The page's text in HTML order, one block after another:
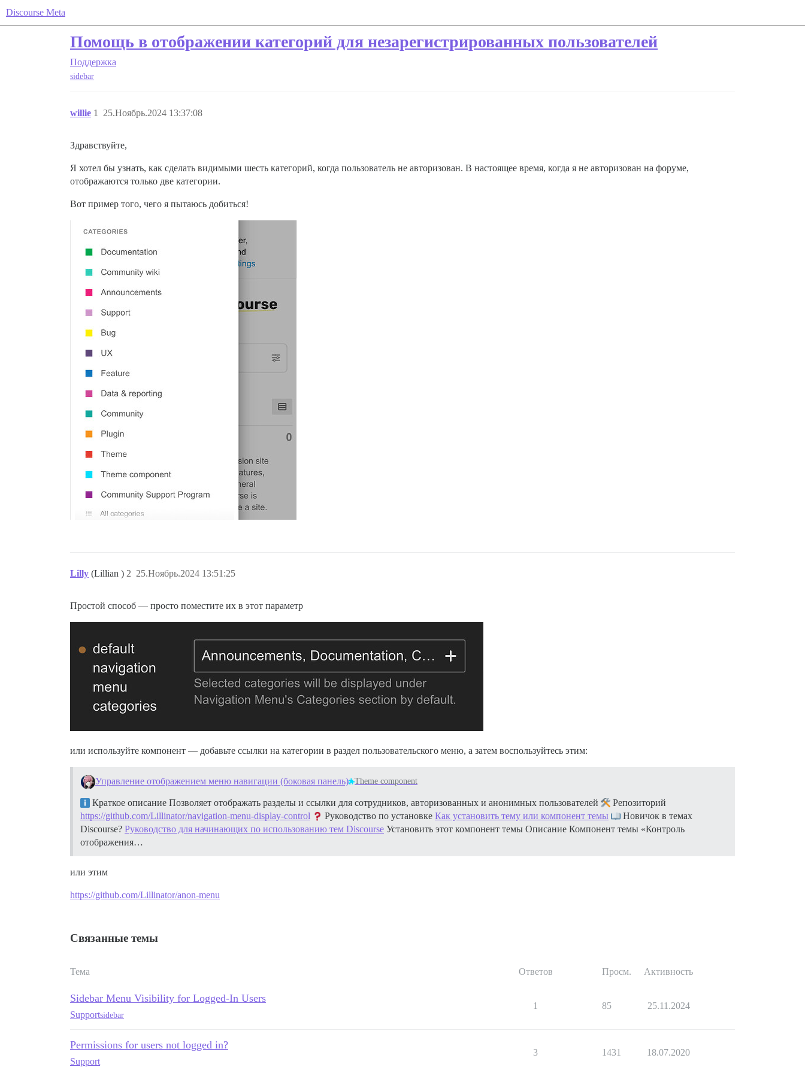
Discourse Meta
Помощь в отображении категорий для незарегистрированных пользователей
Поддержка
sidebar
willie 25.Ноябрь.2024 13:37:08
1
Здравствуйте,
Я хотел бы узнать, как сделать видимыми шесть категорий, когда пользователь не авторизован. В настоящее время, когда я не авторизован на форуме,
отображаются только две категории.
Вот пример того, чего я пытаюсь добиться!
Lilly (Lillian ) 25.Ноябрь.2024 13:51:25
2
Простой способ — просто поместите их в этот параметр
или используйте компонент — добавьте ссылки на категории в раздел пользовательского меню, а затем воспользуйтесь этим:
Управление отображением меню навигации (боковая панель) Theme component
Краткое описание Позволяет отображать разделы и ссылки для сотрудников, авторизованных и анонимных пользователей
Репозиторий
https://github.com/Lillinator/navigation-menu-display-control
Руководство по установке Как установить тему или компонент темы
Новичок в темах
Discourse? Руководство для начинающих по использованию тем Discourse Установить этот компонент темы Описание Компонент темы «Контроль
отображения…
или этим
https://github.com/Lillinator/anon-menu
Связанные темы
Тема Ответов Просм. Активность
Sidebar Menu Visibility for Logged-In Users
Supportsidebar
1 85 25.11.2024
Permissions for users not logged in?
Support
3 1431 18.07.2020